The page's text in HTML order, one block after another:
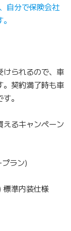
自分で保険会社
けられるので、車
。契約満了時も車
。
えるキャンペーン
ラン)
準内装仕様